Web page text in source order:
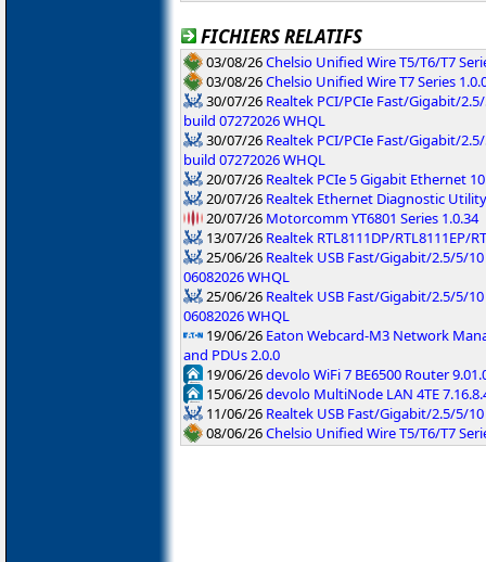
FICHIERS RELATIFS
03/08/26Chelsio Unified Wire T5/T6/T7
03/08/26Chelsio Unified Wire T7 Series
30/07/26 Realtek PCI/PCIe Fast/Gigabit/
build 07272026 WHQL
30/07/26 Realtek PCI/PCIe Fast/Gigabit/
build 07272026 WHQL
20/07/26 Realtek PCIe 5 Gigabit Ethernet
20/07/26 Realtek Ethernet Diagnostic
20/07/26 Motorcomm YT6801 Series 1.0.34
13/07/26 Realtek RTL8111DP/RTL8111EP/
25/06/26 Realtek USB Fast/Gigabit/2.5/5/
06082026 WHQL
25/06/26 Realtek USB Fast/Gigabit/2.5/5/
06082026 WHQL
19/06/26 Eaton Webcard-M3 Network
and PDUs 2.0.0
19/06/26devolo WiFi 7 BE6500 Router
15/06/26devolo MultiNode LAN 4TE
11/06/26 Realtek USB Fast/Gigabit/2.5/5/
08/06/26Chelsio Unified Wire T5/T6/T7